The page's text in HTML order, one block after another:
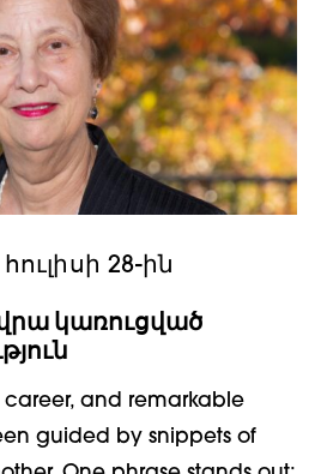
28-ին
կառուցված
career, and remarkable
guided by snippets of